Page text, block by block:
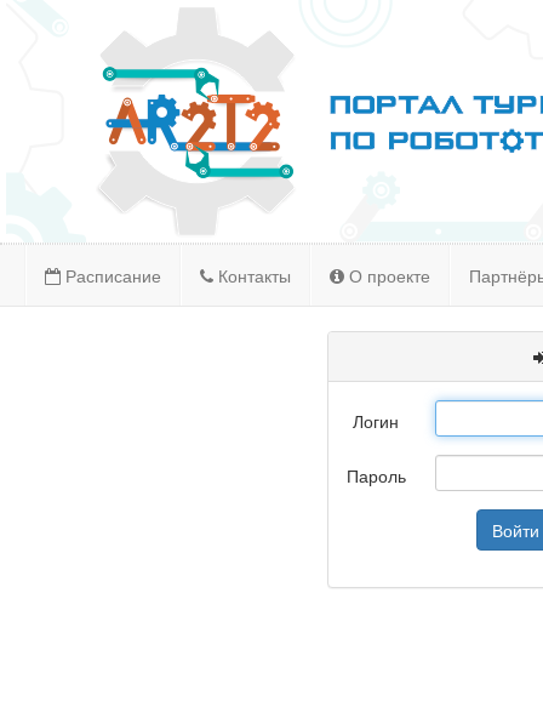
Расписание Контакты О проекте
Логин
Пароль
Войти